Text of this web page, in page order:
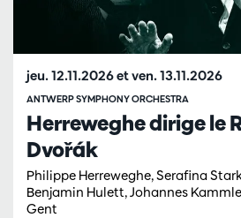
Herreweghe dirige le
Dvořák
Philippe Herreweghe, Serafina
Benjamin Hulett, Johannes
Gent
ANTWERP SYMPHONY ORCHESTRA
jeu. 12.11.2026etven. 13.11.2026